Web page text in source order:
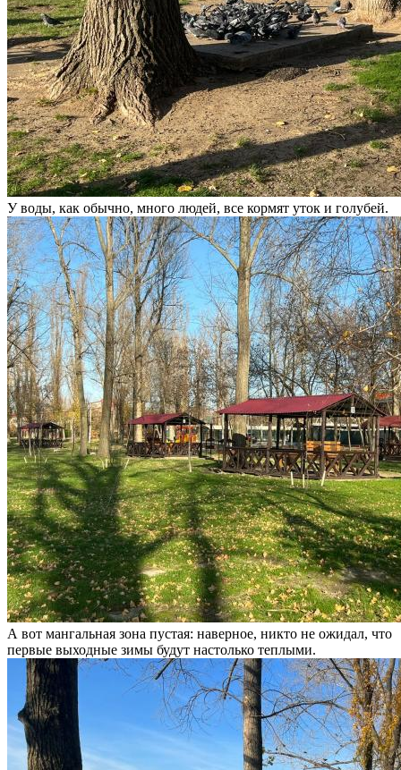
У воды, как обычно, много людей, все кормят уток и голубей.
А вот мангальная зона пустая: наверное, никто не ожидал, что
первые выходные зимы будут настолько теплыми.